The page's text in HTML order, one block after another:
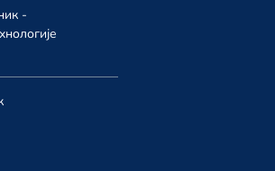
ТВ 191
ТВ 190
-